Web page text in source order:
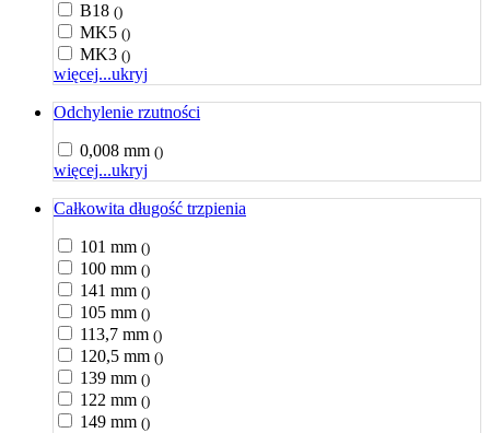
B18 ()
MK5 ()
MK3 ()
więcej...ukryj
Odchylenie rzutności
0,008 mm ()
więcej...ukryj
Całkowita długość trzpienia
101 mm ()
100 mm ()
141 mm ()
105 mm ()
113,7 mm ()
120,5 mm ()
139 mm ()
122 mm ()
149 mm ()